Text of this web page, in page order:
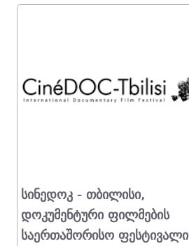
Სინედოკ - Თბილისი,
Დოკუმენტური Ფილმების
Საერთაშორისო Ფესტივალი